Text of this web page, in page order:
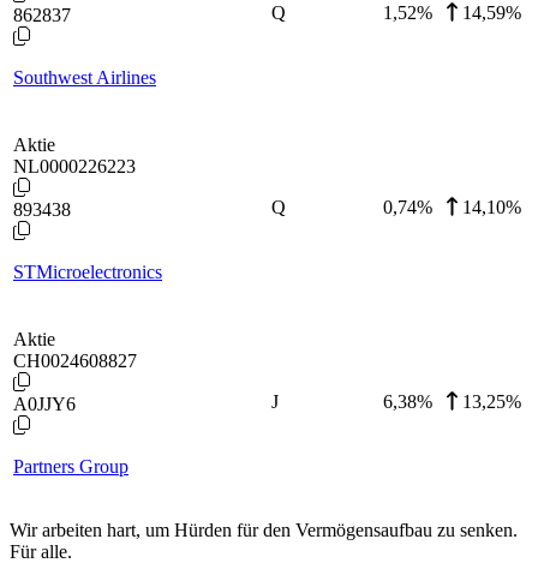
862837
Southwest Airlines
Q 1,52% 14,59%
Aktie
NL0000226223
893438
STMicroelectronics
Q 0,74% 14,10%
Aktie
CH0024608827
A0JJY6
Partners Group
J 6,38% 13,25%
Wir arbeiten hart, um Hürden für den Vermögensaufbau zu senken.
Für alle.